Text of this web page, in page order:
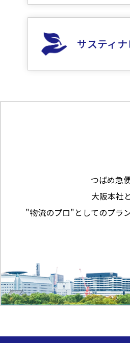
サスティナ
つばめ急
大阪本社
"物流のプロ"としてのプラ